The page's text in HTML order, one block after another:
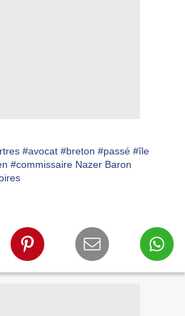
#avocat #breton #passé #île
#commissaire Nazer Baron